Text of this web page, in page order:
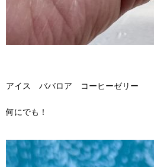
アイス ババロア コーヒーゼリー
何にでも！